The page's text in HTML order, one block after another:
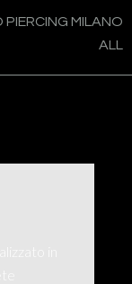
PIERCING MILANO
ALL